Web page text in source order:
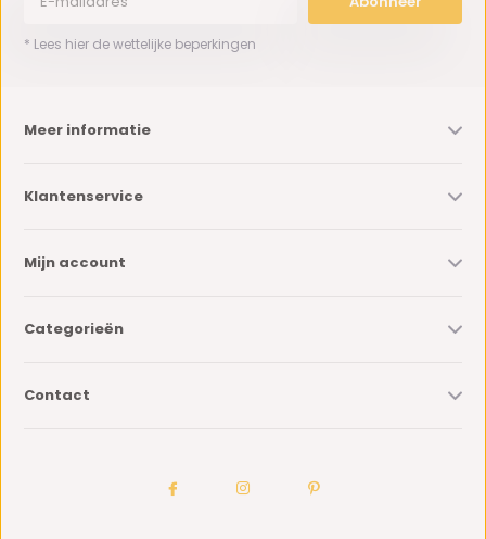
* Lees hier de wettelijke beperkingen
Meer informatie
Klantenservice
Mijn account
Categorieën
Contact